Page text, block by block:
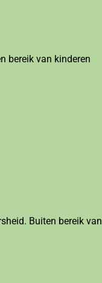
bereik van kinderen
Buiten bereik van